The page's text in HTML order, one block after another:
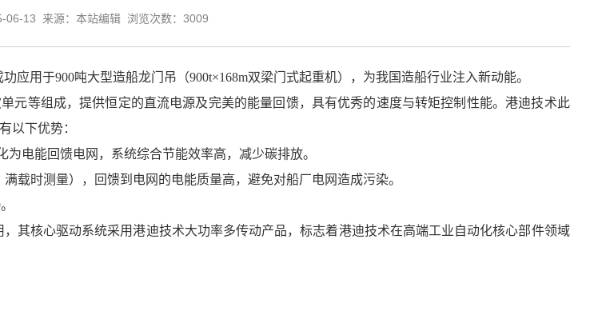
06-13 来源：本站编辑 浏览次数：3009
用于900吨大型造船龙门吊（900t×168m双梁门式起重机），为我国造船行业注入新动能。
元等组成，提供恒定的直流电源及完美的能量回馈，具有优秀的速度与转矩控制性能。港迪技术此
以下优势：
电能回馈电网，系统综合节能效率高，减少碳排放。
载时测量），回馈到电网的电能质量高，避免对船厂电网造成污染。
其核心驱动系统采用港迪技术大功率多传动产品，标志着港迪技术在高端工业自动化核心部件领域